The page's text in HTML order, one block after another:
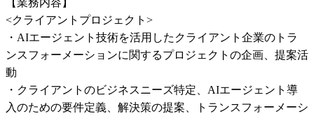
【業務内容】
<クライアントプロジェクト>
・AIエージェント技術を活用したクライアント企業のトラ
ンスフォーメーションに関するプロジェクトの企画、提案活
動
・クライアントのビジネスニーズ特定、AIエージェント導
入のための要件定義、解決策の提案、トランスフォーメーシ